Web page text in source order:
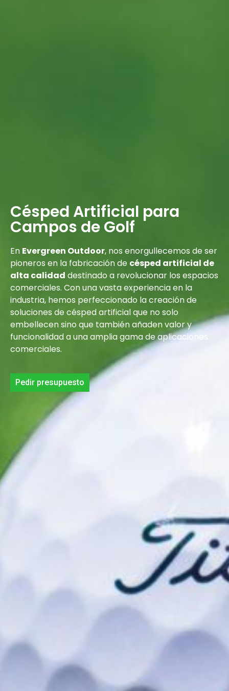
Césped Artificial para
Campos de Golf
En Evergreen Outdoor, nos enorgullecemos de ser
pioneros en la fabricación de césped artificial de
alta calidad destinado a revolucionar los espacios
comerciales. Con una vasta experiencia en la
industria, hemos perfeccionado la creación de
soluciones de césped artificial que no solo
embellecen sino que también añaden valor y
funcionalidad a una amplia gama de aplicaciones
comerciales.
Pedir presupuesto